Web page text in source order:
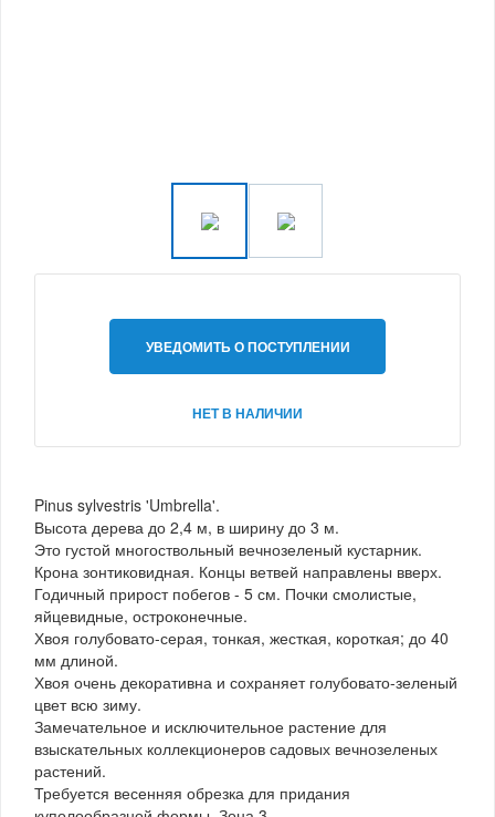
УВЕДОМИТЬ О ПОСТУПЛЕНИИ
НЕТ В НАЛИЧИИ
Pinus sylvestris 'Umbrella'.
Высота дерева до 2,4 м, в ширину до 3 м.
Это густой многоствольный вечнозеленый кустарник.
Крона зонтиковидная. Концы ветвей направлены вверх.
Годичный прирост побегов - 5 см. Почки смолистые,
яйцевидные, остроконечные.
Хвоя голубовато-серая, тонкая, жесткая, короткая; до 40
мм длиной.
Хвоя очень декоративна и сохраняет голубовато-зеленый
цвет всю зиму.
Замечательное и исключительное растение для
взыскательных коллекционеров садовых вечнозеленых
растений.
Требуется весенняя обрезка для придания